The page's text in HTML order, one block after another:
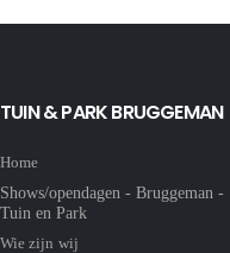
TUIN & PARK BRUGGEMAN
Home
Shows/opendagen - Bruggeman -
Tuin en Park
Wie zijn wij